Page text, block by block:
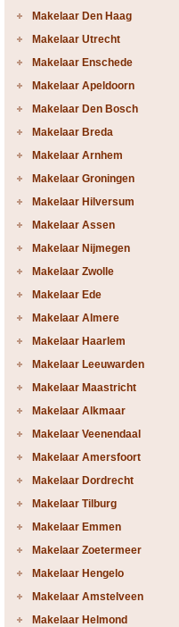
Makelaar Den Haag
Makelaar Utrecht
Makelaar Enschede
Makelaar Apeldoorn
Makelaar Den Bosch
Makelaar Breda
Makelaar Arnhem
Makelaar Groningen
Makelaar Hilversum
Makelaar Assen
Makelaar Nijmegen
Makelaar Zwolle
Makelaar Ede
Makelaar Almere
Makelaar Haarlem
Makelaar Leeuwarden
Makelaar Maastricht
Makelaar Alkmaar
Makelaar Veenendaal
Makelaar Amersfoort
Makelaar Dordrecht
Makelaar Tilburg
Makelaar Emmen
Makelaar Zoetermeer
Makelaar Hengelo
Makelaar Amstelveen
Makelaar Helmond